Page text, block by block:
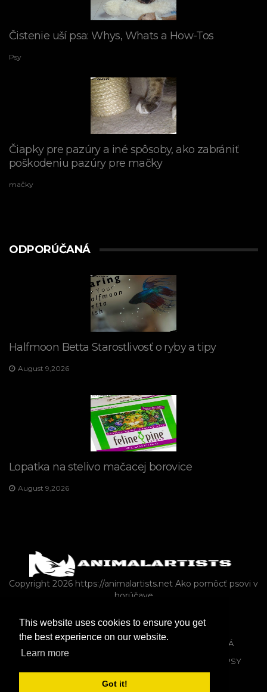
This website uses cookies to ensure you get
the best experience on our website.
Learn more
Got it!
Čistenie uší psa: Whys, Whats a How-Tos
Psy
Čiapky pre pazúry a iné spôsoby, ako zabrániť
poškodeniu pazúry pre mačky
mačky
ODPORÚČANÁ
Halfmoon Betta Starostlivosť o ryby a tipy
August 9,2026
Lopatka na stelivo mačacej borovice
August 9,2026
Copyright 2026 https://animalartists.net Ako pomôcť psovi v
horúčave
HLODAVCE ZMIEŠANÝ ČLÁNOK
KRÁLIKY
HOSPODÁRSKE ZVIERATÁ AKO DOMÁCE ZVIERATÁ
PSY